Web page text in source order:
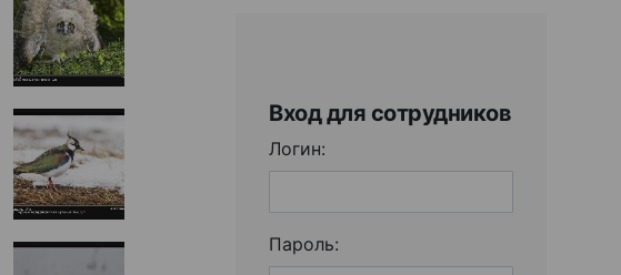
Вход для сотрудников
Логин:
Пароль: